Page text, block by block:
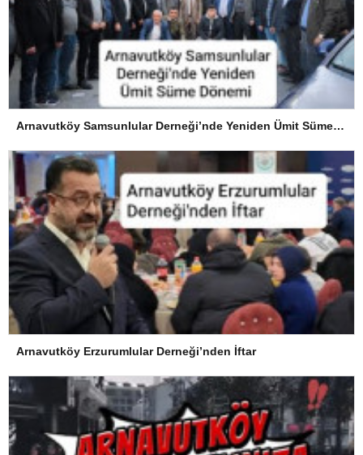
Arnavutköy Samsunlular Derneği’nde Yeniden Ümit Süme Dönemi
Arnavutköy Erzurumlular Derneği’nden İftar